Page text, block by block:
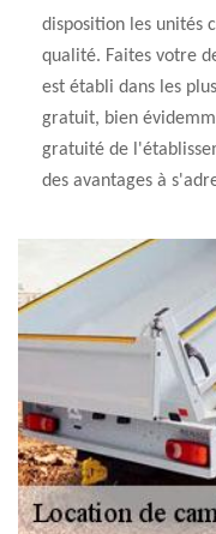
disposition les unités
qualité. Faites votre
est établi dans les
gratuit, bien
gratuité de
des avantages à